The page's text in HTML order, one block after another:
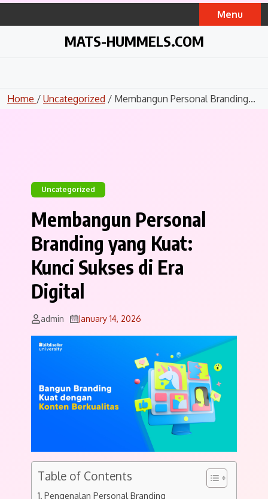
Skip
Menu
MATS-HUMMELS.COM
Home / Uncategorized / Membangun Personal Branding...
Uncategorized
Membangun Personal
Branding yang Kuat:
Kunci Sukses di Era
Digital
admin January 14, 2026
Table of Contents
Pengenalan Personal Branding